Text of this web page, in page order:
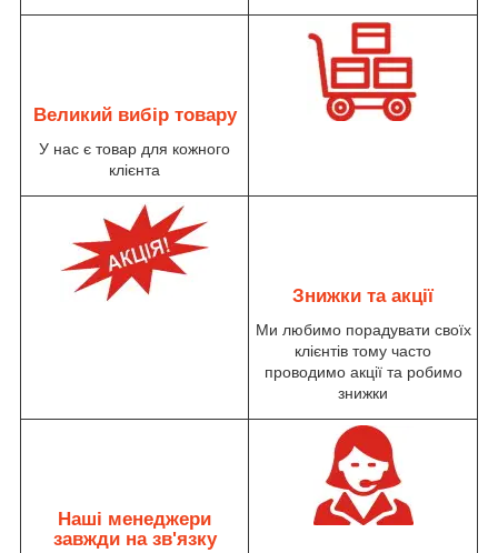
Великий вибір товару
У нас є товар для кожного
клієнта
Знижки та акції
Ми любимо порадувати своїх
клієнтів тому часто
проводимо акції та робимо
знижки
Наші менеджери
завжди на зв'язку